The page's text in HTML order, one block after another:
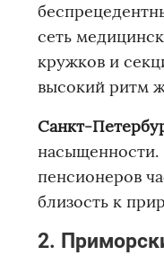
сеть
кружков и
высокий ритм
Санкт-
насыщенности.
пенсионеров
близость к
2.